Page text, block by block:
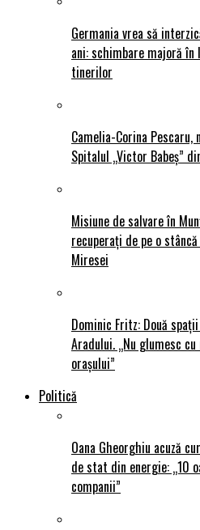
Germania vrea să
ani: schimbare majoră
tinerilor
Camelia-Corina
Spitalul „Victor Babeș”
Misiune de salvare în
recuperați de pe o
Miresei
Dominic Fritz: Două
Aradului. „Nu glumesc
orașului”
Politică
Oana Gheorghiu acuză
de stat din energie: „10
companii”